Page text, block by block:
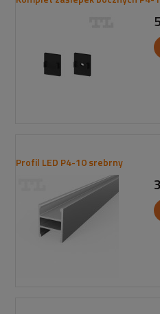
Profil LED P4-10 srebrny